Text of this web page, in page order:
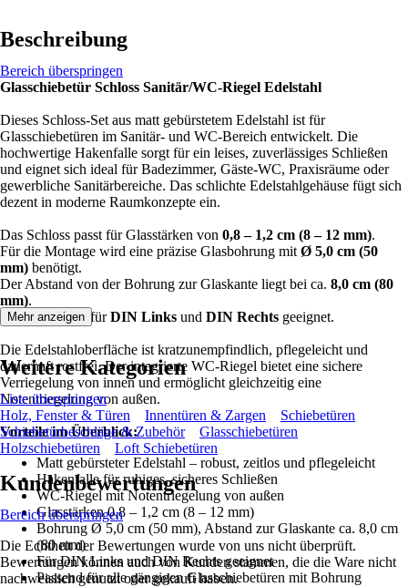
Beschreibung
Bereich überspringen
Glasschiebetür Schloss Sanitär/WC-Riegel Edelstahl
Dieses Schloss-Set aus matt gebürstetem Edelstahl ist für
Glasschiebetüren im Sanitär- und WC-Bereich entwickelt. Die
hochwertige Hakenfalle sorgt für ein leises, zuverlässiges Schließen
und eignet sich ideal für Badezimmer, Gäste-WC, Praxisräume oder
gewerbliche Sanitärbereiche. Das schlichte Edelstahlgehäuse fügt sich
dezent in moderne Raumkonzepte ein.
Das Schloss passt für Glasstärken von 0,8 – 1,2 cm (8 – 12 mm).
Für die Montage wird eine präzise Glasbohrung mit Ø 5,0 cm (50
mm) benötigt.
Der Abstand von der Bohrung zur Glaskante liegt bei ca. 8,0 cm (80
mm).
Das Schloss ist fürDIN Links und DIN Rechts geeignet.
Die Edelstahloberfläche ist kratzunempfindlich, pflegeleicht und
dauerhaft rostfrei. Der integrierte WC-Riegel bietet eine sichere
Verriegelung von innen und ermöglicht gleichzeitig eine
Notentriegelung von außen.
Vorteile im Überblick:
Matt gebürsteter Edelstahl – robust, zeitlos und pflegeleicht
Hakenfalle für ruhiges, sicheres Schließen
WC-Riegel mit Notentriegelung von außen
Glasstärken 0,8 – 1,2 cm (8 – 12 mm)
Bohrung Ø 5,0 cm (50 mm), Abstand zur Glaskante ca. 8,0 cm
(80 mm)
Für DIN Links und DIN Rechts geeignet
Passend für alle gängigen Glasschiebetüren mit Bohrung
Mehr anzeigen
Weitere Kategorien
Liste überspringen
Holz, Fenster & Türen
Innentüren & Zargen
Schiebetüren
Schiebetürbeschläge & Zubehör
Glasschiebetüren
Holzschiebetüren
Loft Schiebetüren
Kundenbewertungen
Bereich überspringen
Die Echtheit der Bewertungen wurde von uns nicht überprüft.
Bewertungen können auch von Kunden stammen, die die Ware nicht
nachweislich genutzt oder gekauft haben.